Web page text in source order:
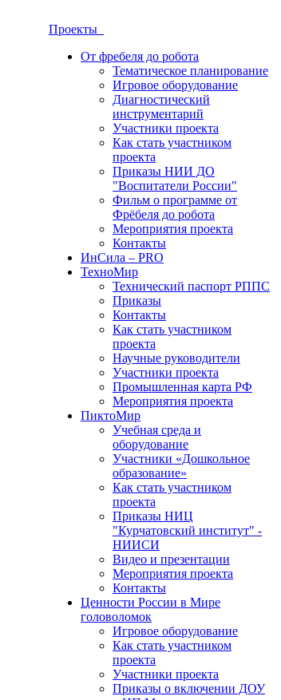
Проекты
От фребеля до робота
Тематическое планирование
Игровое оборудование
Диагностический
инструментарий
Участники проекта
Как стать участником
проекта
Приказы НИИ ДО
"Воспитатели России"
Фильм о программе от
Фрёбеля до робота
Мероприятия проекта
Контакты
ИнСила – PRO
ТехноМир
Технический паспорт РППС
Приказы
Контакты
Как стать участником
проекта
Научные руководители
Участники проекта
Промышленная карта РФ
Мероприятия проекта
ПиктоМир
Учебная среда и
оборудование
Участники «Дошкольное
образование»
Как стать участником
проекта
Приказы НИЦ
"Курчатовский институт" -
НИИСИ
Видео и презентации
Мероприятия проекта
Контакты
Ценности России в Мире
головоломок
Игровое оборудование
Как стать участником
проекта
Участники проекта
Приказы о включении ДОУ